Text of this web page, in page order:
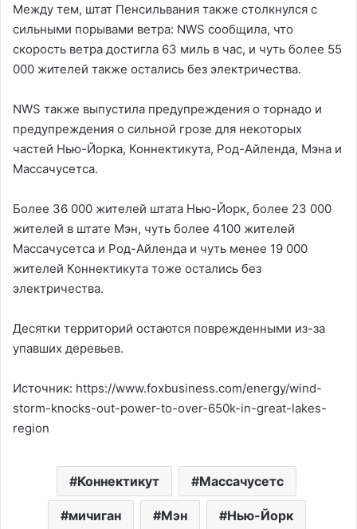
Между тем, штат Пенсильвания также столкнулся с
сильными порывами ветра: NWS сообщила, что
скорость ветра достигла 63 миль в час, и чуть более 55
000 жителей также остались без электричества.
NWS также выпустила предупреждения о торнадо и
предупреждения о сильной грозе для некоторых
частей Нью-Йорка, Коннектикута, Род-Айленда, Мэна и
Массачусетса.
Более 36 000 жителей штата Нью-Йорк, более 23 000
жителей в штате Мэн, чуть более 4100 жителей
Массачусетса и Род-Айленда и чуть менее 19 000
жителей Коннектикута тоже остались без
электричества.
Десятки территорий остаются поврежденными из-за
упавших деревьев.
Источник: https://www.foxbusiness.com/energy/wind-
storm-knocks-out-power-to-over-650k-in-great-lakes-
region
Коннектикут Массачусетс
мичиган Мэн Нью-Йорк